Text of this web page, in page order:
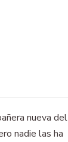
nueva del
nadie las ha